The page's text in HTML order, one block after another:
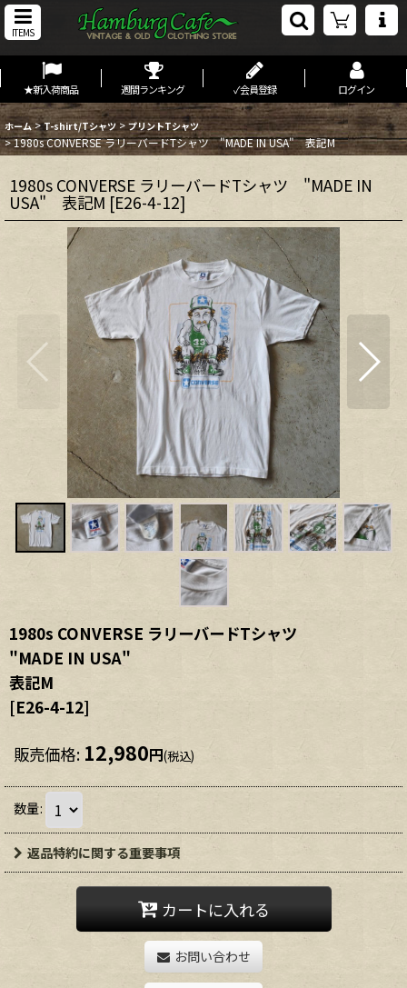
ITEMS
★新入荷商品 週間ランキング ✓会員登録 ログイン
ホーム > T-shirt/Tシャツ > プリントTシャツ
>1980s CONVERSE ラリーバードTシャツ "MADE IN USA" 表記M
1980s CONVERSE ラリーバードTシャツ "MADE IN
USA" 表記M [E26-4-12]
1980s CONVERSE ラリーバードTシャツ
"MADE IN USA"
表記M
[E26-4-12]
販売価格: 12,980円(税込)
数量:
返品特約に関する重要事項
カートに入れる
お問い合わせ